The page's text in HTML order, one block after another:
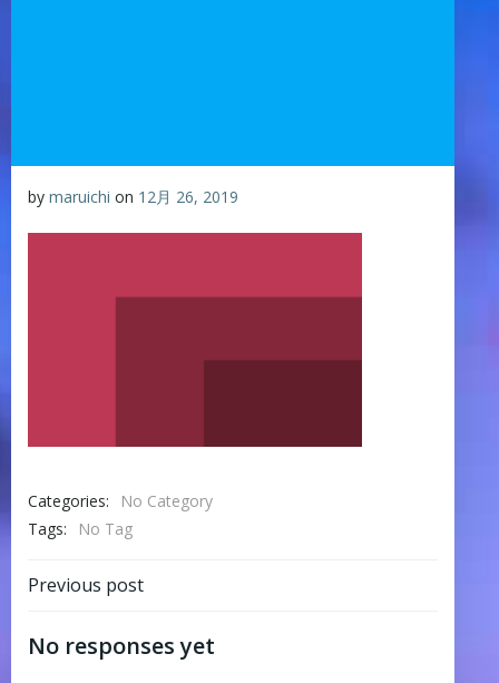
by maruichi on 12月 26, 2019
Categories:
No Category
Tags:
No Tag
Post
navigation
Previous post
No responses yet